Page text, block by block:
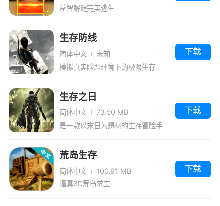
益智解谜完美逃生
生存防线
简体中文
未知
模拟真实险恶环境下的极限生存
下载
生存之日
简体中文
73.50 MB
是一款以末日为题材的生存冒险手
下载
荒岛生存
简体中文
100.91 MB
逼真3D荒岛求生
下载